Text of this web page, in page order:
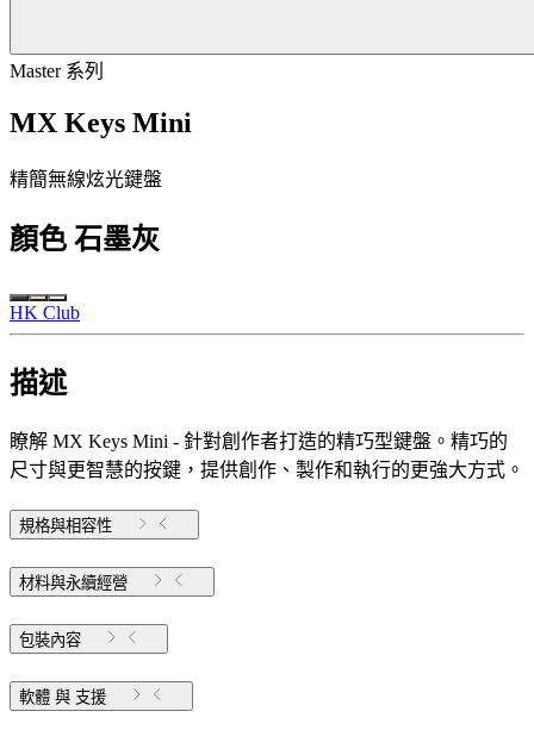
Master 系列
MX Keys Mini
精簡無線炫光鍵盤
顏色 石墨灰
HK Club
描述
瞭解 MX Keys Mini - 針對創作者打造的精巧型鍵盤。精巧的
尺寸與更智慧的按鍵，提供創作、製作和執行的更強大方式。
規格與相容性
材料與永續經營
包裝內容
軟體 與 支援